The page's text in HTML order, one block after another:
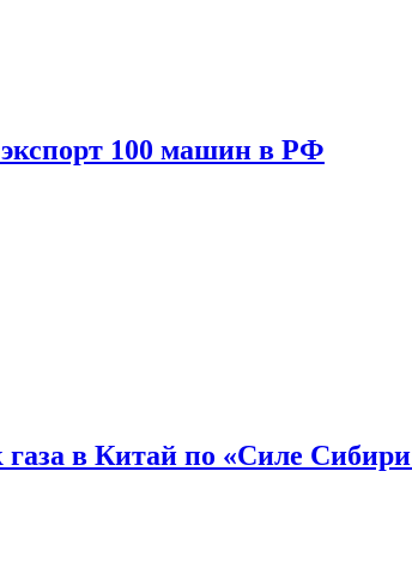
100 машин в РФ
газа в Китай по «Силе